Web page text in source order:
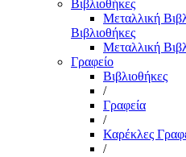
Βιβλιοθήκες
Μεταλλική
Βιβλιοθήκες
Μεταλλική
Γραφείο
Βιβλιοθήκες
/
Γραφεία
/
Καρέκλες
/